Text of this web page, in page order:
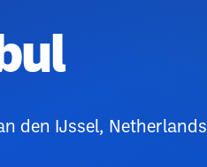
den IJssel, Netherlands